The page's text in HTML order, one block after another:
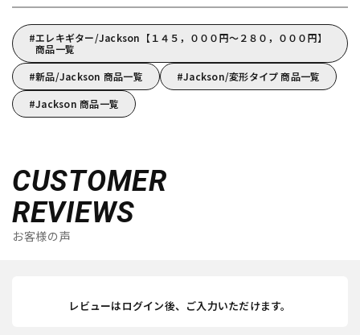
エレキギター/Jackson【１４５，０００円～２８０，０００円】
商品一覧
新品/Jackson 商品一覧
Jackson/変形タイプ 商品一覧
Jackson 商品一覧
CUSTOMER
REVIEWS
お客様の声
レビューはログイン後、ご入力いただけます。